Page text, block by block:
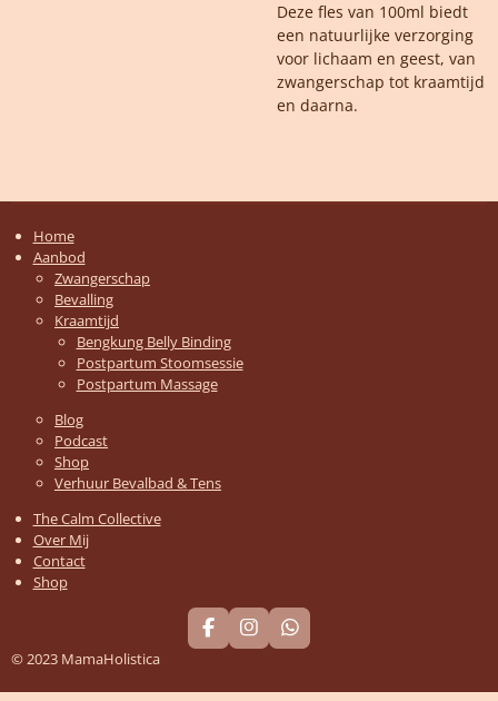
Deze fles van 100ml biedt
een natuurlijke verzorging
voor lichaam en geest, van
zwangerschap tot kraamtijd
en daarna.
Home
Aanbod
Zwangerschap
Bevalling
Kraamtijd
Bengkung Belly Binding
Postpartum Stoomsessie
Postpartum Massage
Blog
Podcast
Shop
Verhuur Bevalbad & Tens
The Calm Collective
Over Mij
Contact
Shop
F
a
e
I
n
t
W
h
t
© 2023 MamaHolistica